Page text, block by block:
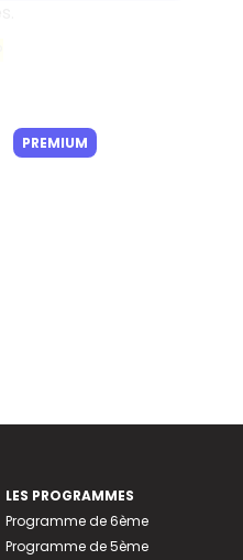
PREMIUM
LES PROGRAMMES
Programme de 6ème
Programme de 5ème